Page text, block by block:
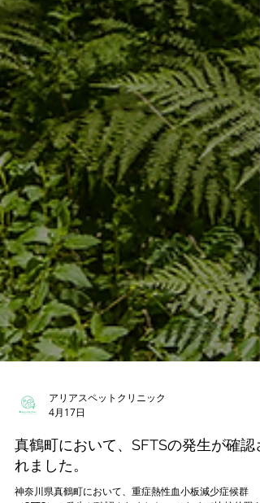
アリアスペットクリニック
4月17日
真鶴町において、SFTSの発生が確認